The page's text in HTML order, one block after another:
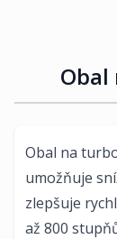
Obal
Obal na
umožňuje
zlepšuje
až 800